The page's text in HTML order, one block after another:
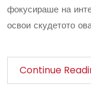
фокусираше на
освои скудетото
Continue